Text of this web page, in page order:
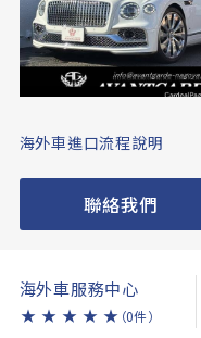
海外車進口流程說明
聯絡我們
海外車服務中心
★ ★ ★ ★ ★ （0件）